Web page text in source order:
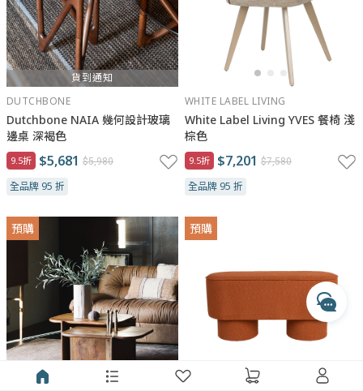
貨到通知
DUTCHBONE
Dutchbone NAIA 幾何設計玻璃
邊桌 深褐色
9.5折 $5,681 $5,980
全品牌 95 折
WHITE LABEL LIVING
White Label Living YVES 餐椅 淺
棕色
9.5折 $7,201 $7,580
全品牌 95 折
預購 預購
與瑪黑對話
若有任何產品相關或訂單服務問題？
開啟 LINE 對話
透過 Messenger 交談
透過 Instagram 交談
專人服務時間
每週一至週五 10:00 - 17:30
收到訊息後，客服人員會於上述時間依序為您處理